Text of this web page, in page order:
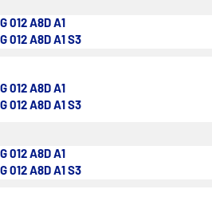
G 012 A8D A1
G 012 A8D A1 S3
G 012 A8D A1
G 012 A8D A1 S3
G 012 A8D A1
G 012 A8D A1 S3